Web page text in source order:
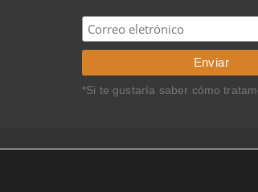
*Si te gustaría saber cómo
Copyright © 2011 Carlos